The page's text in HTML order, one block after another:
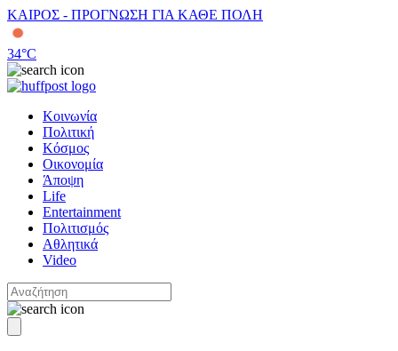
ΚΑΙΡΟΣ - ΠΡΟΓΝΩΣΗ ΓΙΑ ΚΑΘΕ ΠΟΛΗ
34°C
Κοινωνία
Πολιτική
Κόσμος
Οικονομία
Άποψη
Life
Entertainment
Πολιτισμός
Αθλητικά
Video